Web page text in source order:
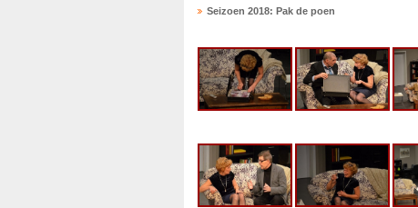
Seizoen 2018: Pak de poen